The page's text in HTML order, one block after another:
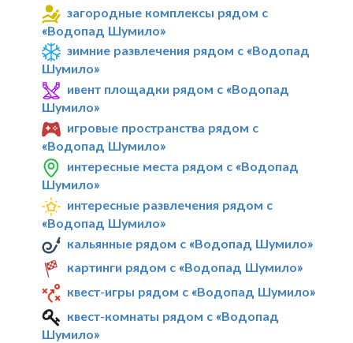
загородные комплексы рядом с
«Водопад Шумило»
зимние развлечения рядом с «Водопад
Шумило»
ивент площадки рядом с «Водопад
Шумило»
игровые пространства рядом с
«Водопад Шумило»
интересные места рядом с «Водопад
Шумило»
интересные развлечения рядом с
«Водопад Шумило»
кальянные рядом с «Водопад Шумило»
картинги рядом с «Водопад Шумило»
квест-игры рядом с «Водопад Шумило»
квест-комнаты рядом с «Водопад
Шумило»